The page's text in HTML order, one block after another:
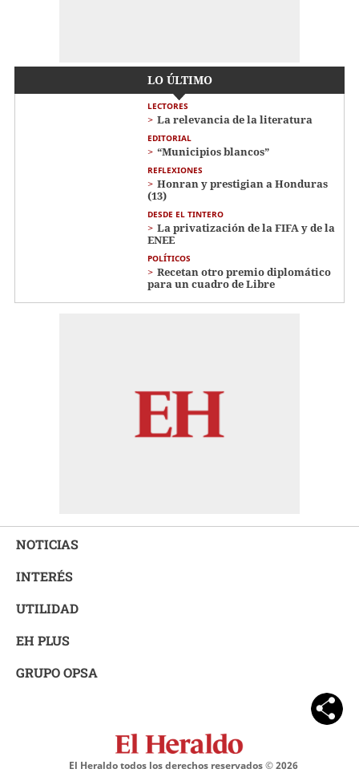
LO ÚLTIMO
LECTORES
La relevancia de la literatura
EDITORIAL
“Municipios blancos”
REFLEXIONES
Honran y prestigian a Honduras
(13)
DESDE EL TINTERO
La privatización de la FIFA y de la
ENEE
POLÍTICOS
Recetan otro premio diplomático
para un cuadro de Libre
NOTICIAS
INTERÉS
UTILIDAD
EH PLUS
GRUPO OPSA
El Heraldo todos los derechos reservados ©2026